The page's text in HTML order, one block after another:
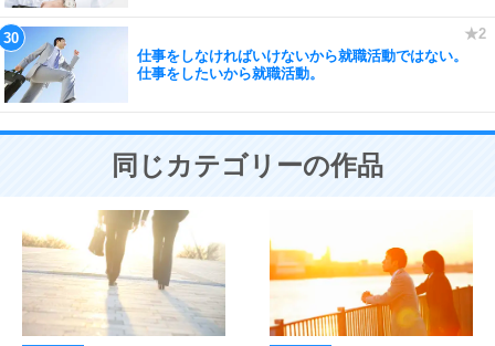
仕事をしなければいけないから就職活動ではない。
仕事をしたいから就職活動。
同じカテゴリーの作品